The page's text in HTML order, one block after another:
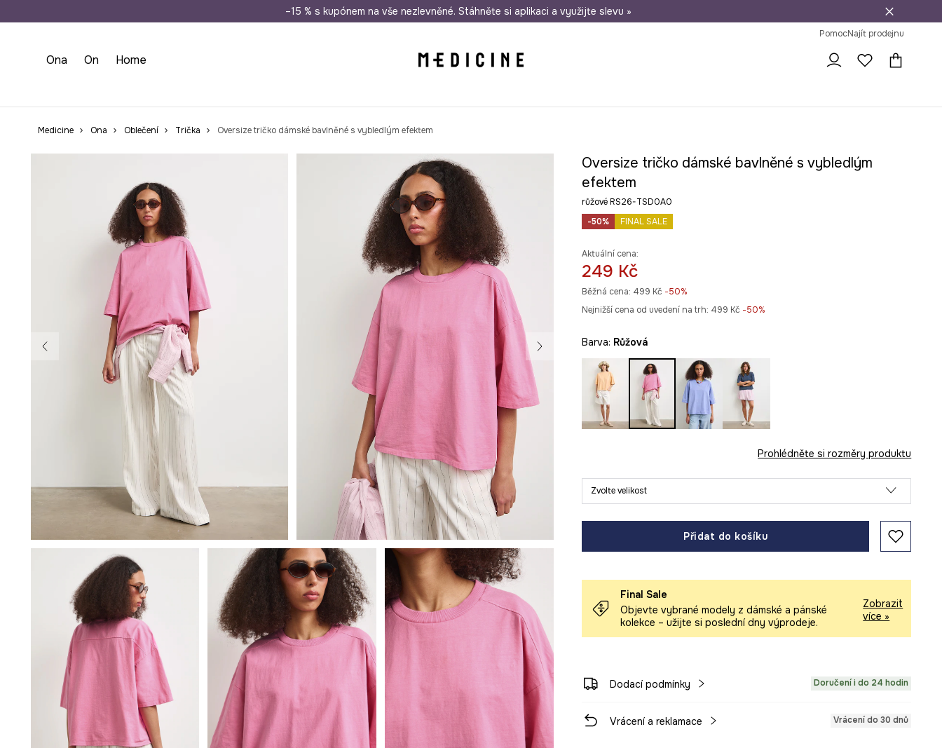
Doprava zdarma při nákupu nad 1 200 Kč Odeslání i do 24 hodin 30 dní na vrácení zboží
–15 % s kupónem na vše nezlevněné. Stáhněte si aplikaci a využijte slevu »
PomocNajít prodejnu
Ona On Home
Medicine Ona Oblečení Trička Oversize tričko dámské bavlněné s vybledlým efektem
Oversize tričko dámské bavlněné s vybledlým
efektem
růžové RS26-TSD0A0
-50%
FINAL SALE
Aktuální cena:
249 Kč
Běžná cena: 499 Kč -50%
Nejnižší cena od uvedení na trh: 499 Kč -50%
Barva: růžová
Prohlédněte si rozměry produktu
Zvolte velikost
Přidat do košíku
Final Sale
Objevte vybrané modely z dámské a pánské
kolekce – užijte si poslední dny výprodeje.
Zobrazit
více »
Dodací podmínky Doručení i do 24 hodin
Vrácení a reklamace Vrácení do 30 dnů